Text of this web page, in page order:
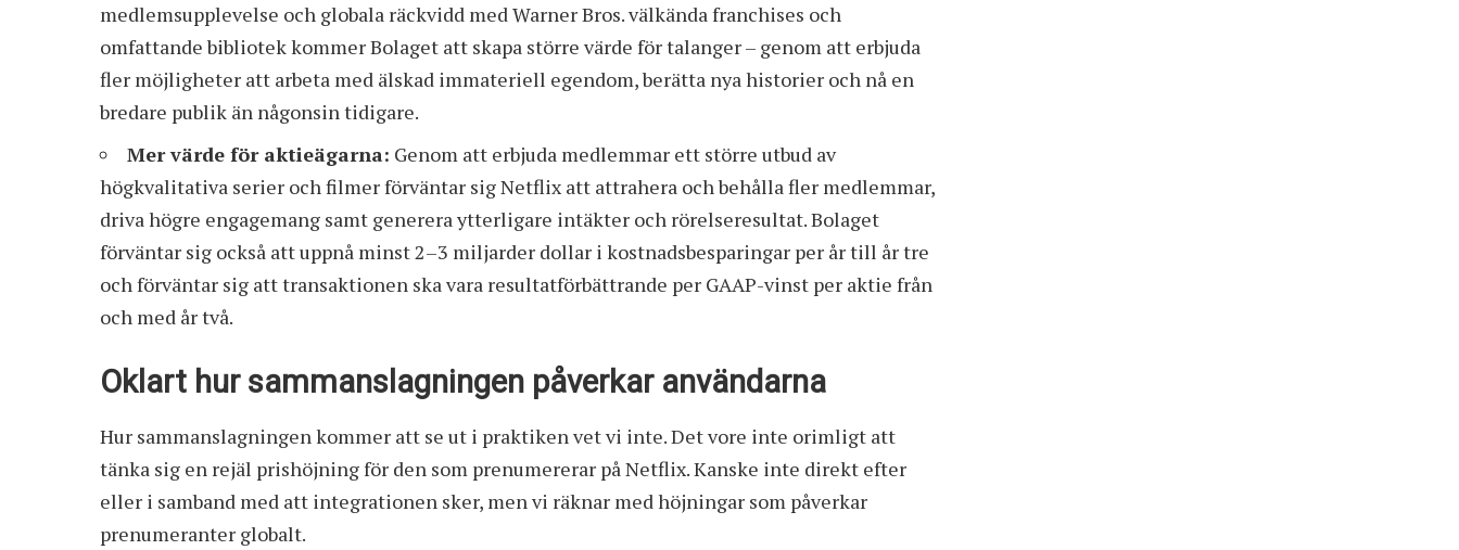
medlemsupplevelse och globala räckvidd med Warner Bros. välkända franchises och
omfattande bibliotek kommer Bolaget att skapa större värde för talanger – genom att erbjuda
fler möjligheter att arbeta med älskad immateriell egendom, berätta nya historier och nå en
bredare publik än någonsin tidigare.
Mer värde för aktieägarna: Genom att erbjuda medlemmar ett större utbud av
högkvalitativa serier och filmer förväntar sig Netflix att attrahera och behålla fler medlemmar,
driva högre engagemang samt generera ytterligare intäkter och rörelseresultat. Bolaget
förväntar sig också att uppnå minst 2–3 miljarder dollar i kostnadsbesparingar per år till år tre
och förväntar sig att transaktionen ska vara resultatförbättrande per GAAP-vinst per aktie från
och med år två.
Oklart hur sammanslagningen påverkar användarna
Hur sammanslagningen kommer att se ut i praktiken vet vi inte. Det vore inte orimligt att
tänka sig en rejäl prishöjning för den som prenumererar på Netflix. Kanske inte direkt efter
eller i samband med att integrationen sker, men vi räknar med höjningar som påverkar
prenumeranter globalt.